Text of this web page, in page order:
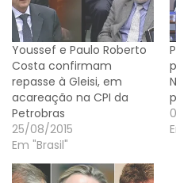
Youssef e Paulo Roberto
Costa confirmam
repasse à Gleisi, em
acareação na CPI da
Petrobras
25/08/2015
Em "Brasil"